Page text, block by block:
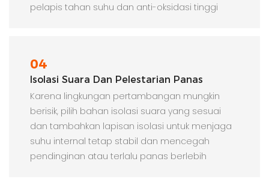
pelapis tahan suhu dan anti-oksidasi tinggi
04
Isolasi Suara Dan Pelestarian Panas
Karena lingkungan pertambangan mungkin
berisik, pilih bahan isolasi suara yang sesuai
dan tambahkan lapisan isolasi untuk menjaga
suhu internal tetap stabil dan mencegah
pendinginan atau terlalu panas berlebih